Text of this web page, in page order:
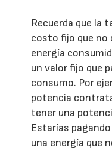
Recuerda que la
costo fijo que no
energía
un valor fijo que
consumo. Por
potencia
tener una
Estarías
una energía que